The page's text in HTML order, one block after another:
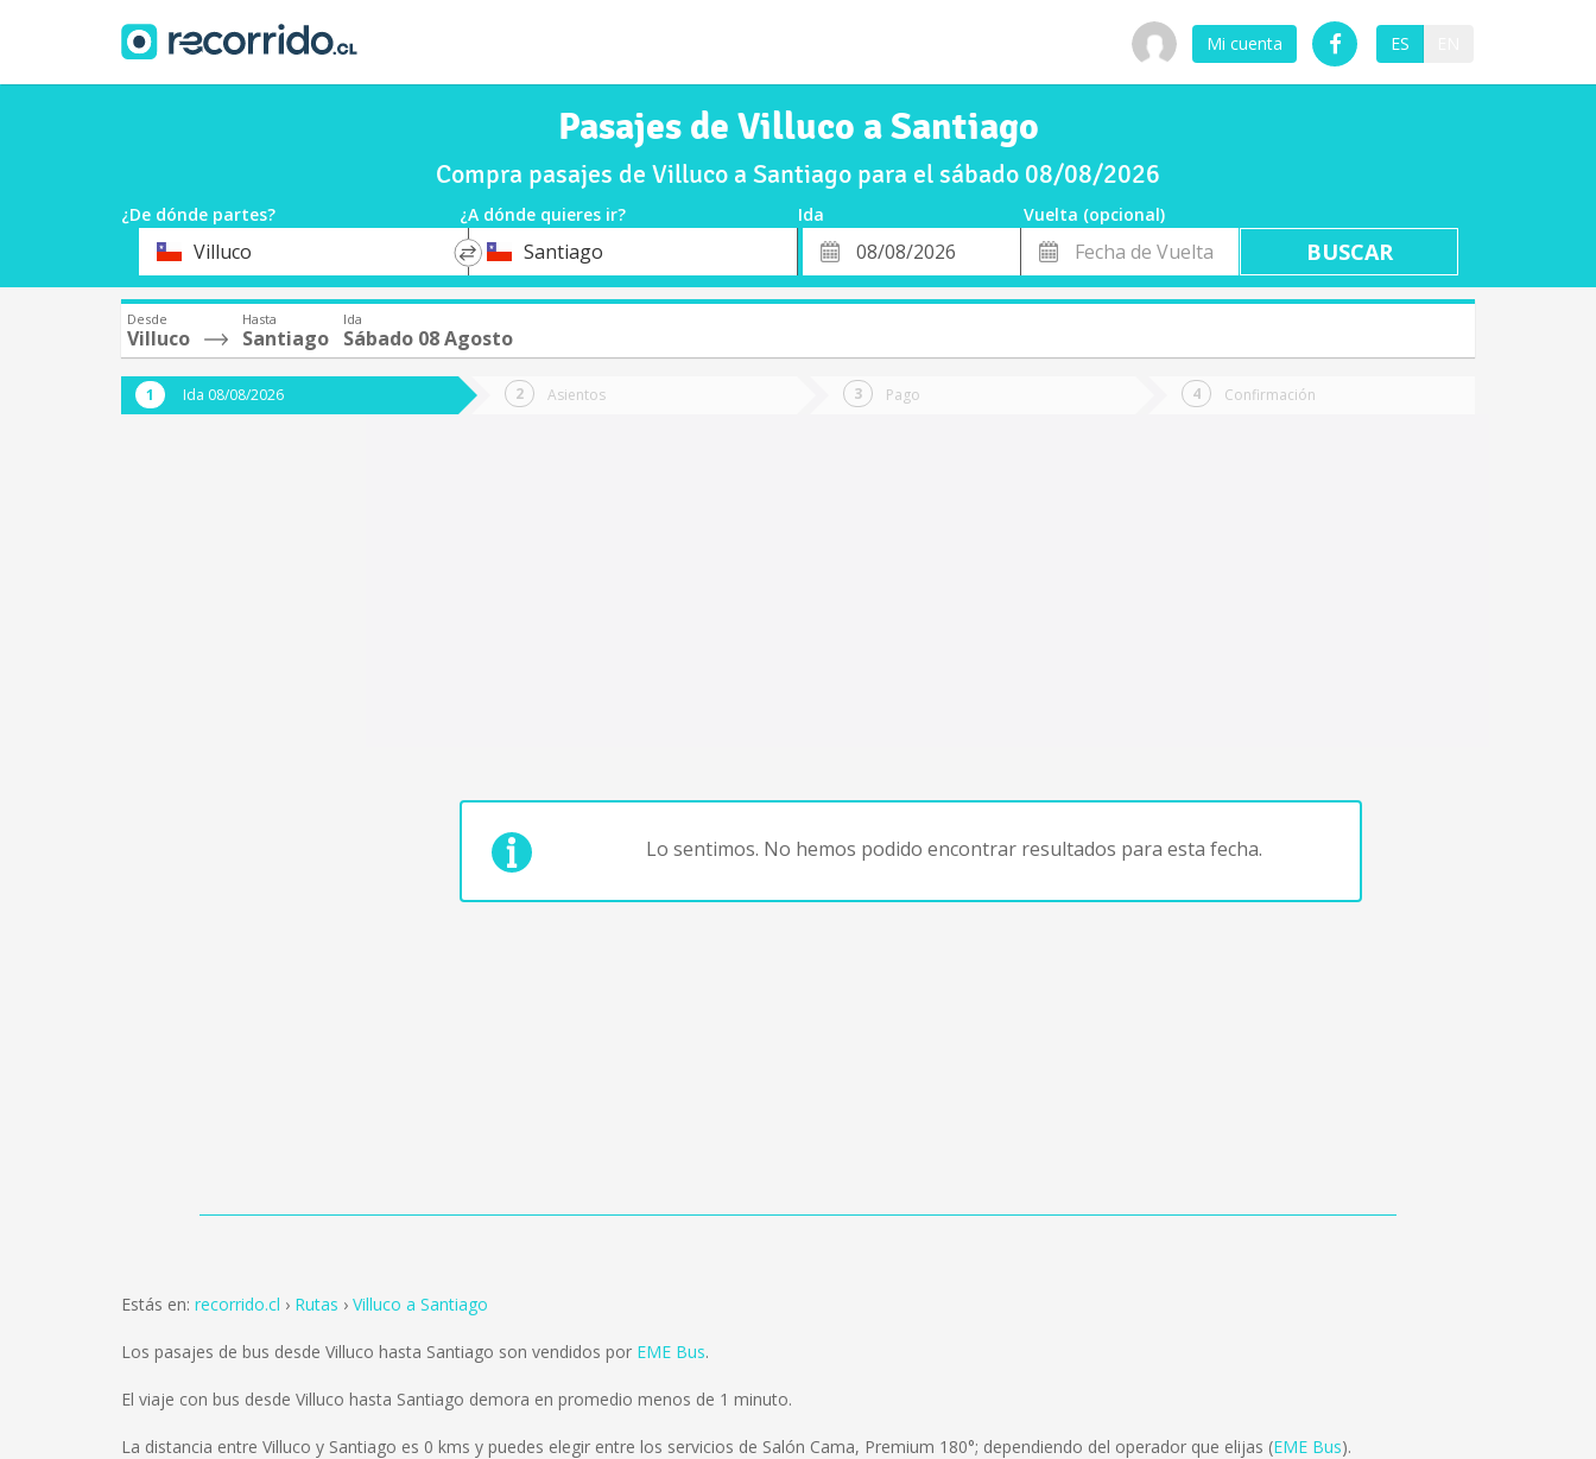
Mi cuenta ES
Pasajes de Villuco a Santiago
Compra pasajes de Villuco a Santiago para el sábado 08/08/2026
¿De dónde partes? ¿A dónde quieres ir? Ida
Vuelta (opcional)
Origen Villuco
*
DestinoSantiago
Fecha
de
Fecha
de
Vuelta
Desde
Villuco
Hasta
Santiago
Ida
Sábado 08 Agosto
Ida 08/08/2026 Asientos Pago Confirmación
Lo sentimos. No hemos podido encontrar resultados para esta fecha.
Estás en: recorrido.cl Rutas Villuco a Santiago
Los pasajes de bus desde Villuco hasta Santiago son vendidos por EME Bus.
El viaje con bus desde Villuco hasta Santiago demora en promedio menos de 1 minuto.
La distancia entre Villuco y Santiago es 0 kms y puedes elegir entre los servicios de Salón Cama, Premium 180°; dependiendo del operador que elijas (EME Bus).